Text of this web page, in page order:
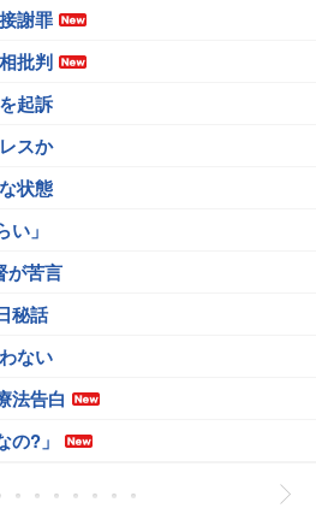
謝罪
批判
起訴
スか
状態
」
が苦言
秘話
ない
法告白
?」